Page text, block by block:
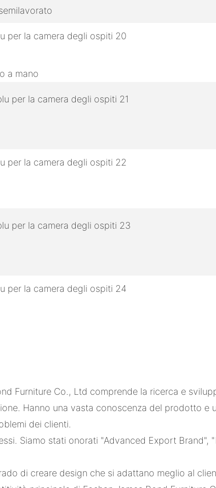
a mano
Furniture Co., Ltd comprende la ricerca e
Hanno una vasta conoscenza del prodotto e
dei clienti.
Siamo stati onorati "Advanced Export Brand",
di creare design che si adattano meglio al